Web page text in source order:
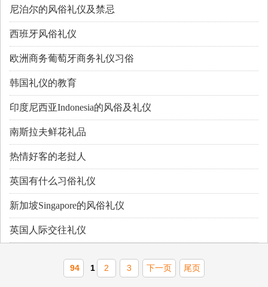
尼泊尔的风俗礼仪及禁忌
西班牙风俗礼仪
欧洲商务葡萄牙商务礼仪习俗
韩国礼仪的教育
印度尼西亚Indonesia的风俗及礼仪
南斯拉夫鲜花礼品
热情好客的老挝人
英国有什么习俗礼仪
新加坡Singapore的风俗礼仪
英国人际交往礼仪
94 1 2 3 下一页 尾页